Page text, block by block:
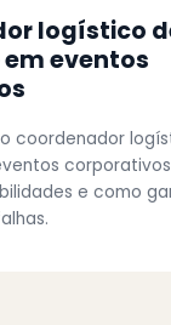
logístico
eventos
coordenador
corporativos
e como